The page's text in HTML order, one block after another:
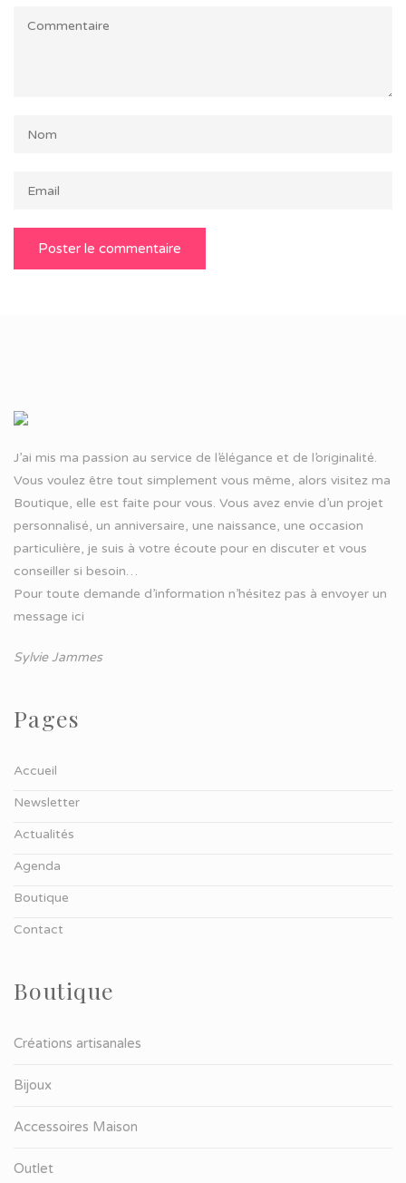
J’ai mis ma passion au service de l’élégance et de l’originalité.
Vous voulez être tout simplement vous même, alors visitez ma
Boutique, elle est faite pour vous. Vous avez envie d’un projet
personnalisé, un anniversaire, une naissance, une occasion
particulière, je suis à votre écoute pour en discuter et vous
conseiller si besoin…
Pour toute demande d’information n’hésitez pas à envoyer un
message ici
Sylvie Jammes
Pages
Accueil
Newsletter
Actualités
Agenda
Boutique
Contact
Boutique
Créations artisanales
Bijoux
Accessoires Maison
Outlet